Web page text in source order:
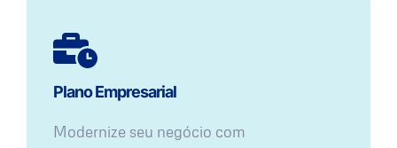
Plano Empresarial
Modernize seu negócio com